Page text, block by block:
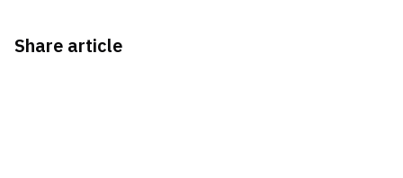
Share article